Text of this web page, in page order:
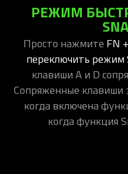
РЕЖИМ
Просто нажмите FN
переключить режим
клавиши A и D
Сопряженные клавиши
когда включена
когда функция